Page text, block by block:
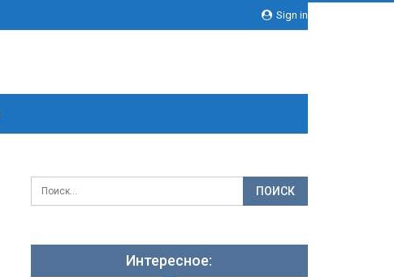
Sign in
Интересное: